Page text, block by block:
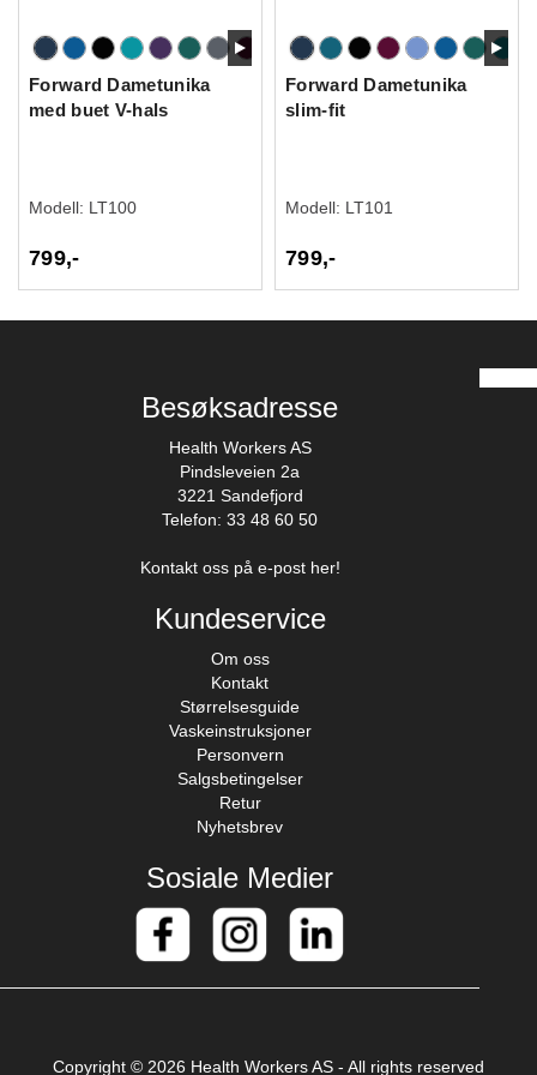
Forward Dametunika
med buet V-hals
Modell: LT100
799,-
Forward Dametunika
slim-fit
Modell: LT101
799,-
Besøksadresse
Health Workers AS
Pindsleveien 2a
3221 Sandefjord
Telefon: 33 48 60 50
Kontakt oss på e-post her!
Kundeservice
Om oss
Kontakt
Størrelsesguide
Vaskeinstruksjoner
Personvern
Salgsbetingelser
Retur
Nyhetsbrev
Sosiale Medier
Copyright © 2026 Health Workers AS - All rights reserved